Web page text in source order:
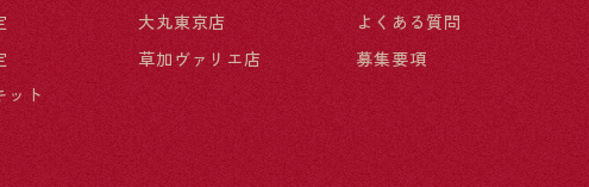
ット
大丸東京店
草加ヴァリエ店
よくある質問
募集要項